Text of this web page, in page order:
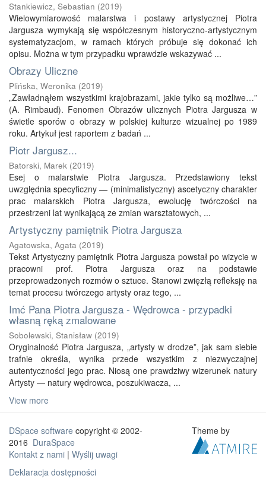
Stankiewicz, Sebastian (2019)
Wielowymiarowość malarstwa i postawy artystycznej Piotra
Jargusza wymykają się współczesnym historyczno-artystycznym
systematyzacjom, w ramach których próbuje się dokonać ich
opisu. Można w tym przypadku wprawdzie wskazywać ...
Obrazy Uliczne
Plińska, Weronika (2019)
„Zawładnąłem wszystkimi krajobrazami, jakie tylko są możliwe…”
(A. Rimbaud). Fenomen Obrazów ulicznych Piotra Jargusza w
świetle sporów o obrazy w polskiej kulturze wizualnej po 1989
roku. Artykuł jest raportem z badań ...
Piotr Jargusz...
Batorski, Marek (2019)
Esej o malarstwie Piotra Jargusza. Przedstawiony tekst
uwzględnia specyficzny — (minimalistyczny) ascetyczny charakter
prac malarskich Piotra Jargusza, ewolucję twórczości na
przestrzeni lat wynikającą ze zmian warsztatowych, ...
Artystyczny pamiętnik Piotra Jargusza
Agatowska, Agata (2019)
Tekst Artystyczny pamiętnik Piotra Jargusza powstał po wizycie w
pracowni prof. Piotra Jargusza oraz na podstawie
przeprowadzonych rozmów o sztuce. Stanowi zwięzłą refleksję na
temat procesu twórczego artysty oraz tego, ...
Imć Pana Piotra Jargusza - Wędrowca - przypadki
własną ręką zmalowane
Sobolewski, Stanisław (2019)
Oryginalność Piotra Jargusza, „artysty w drodze”, jak sam siebie
trafnie określa, wynika przede wszystkim z niezwyczajnej
autentyczności jego prac. Niosą one prawdziwy wizerunek natury
Artysty — natury wędrowca, poszukiwacza, ...
View more
DSpace software copyright © 2002-
2016 DuraSpace
Kontakt z nami | Wyślij uwagi
Deklaracja dostępności
Theme by